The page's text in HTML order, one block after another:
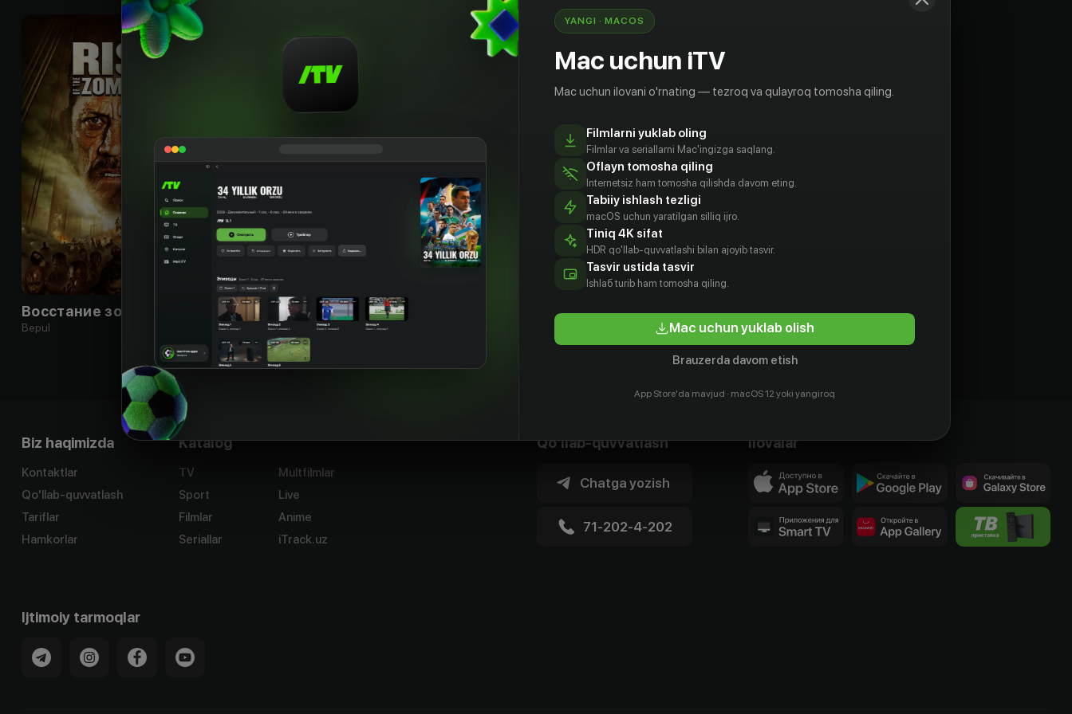
Восстание зомби
Bepul
Опасный рейс
Bepul
Biz haqimizda
Kontaktlar
Qo'llab-quvvatlash
Tariflar
Hamkorlar
Katalog
TV
Sport
Filmlar
Seriallar
Multfilmlar
Live
Anime
iTrack.uz
Qo'llab-quvvatlash
Chatga yozish
71-202-4-202
Ilovalar
Ijtimoiy tarmoqlar
YANGI · MACOS
Mac uchun iTV
Mac uchun ilovani o'rnating — tezroq va qulayroq tomosha qiling.
Filmlarni yuklab oling
Filmlar va seriallarni Mac'ingizga saqlang.
Oflayn tomosha qiling
Internetsiz ham tomosha qilishda davom eting.
Tabiiy ishlash tezligi
macOS uchun yaratilgan silliq ijro.
Tiniq 4K sifat
HDR qo'llab-quvvatlashi bilan ajoyib tasvir.
Tasvir ustida tasvir
Ishlаб turib ham tomosha qiling.
Mac uchun yuklab olish
Brauzerda davom etish
App Store'da mavjud · macOS 12 yoki yangiroq